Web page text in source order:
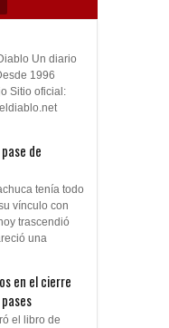
Un diario
1996
Sitio oficial:
de
tenía todo
vínculo con
trascendió
una
en el cierre
el libro de